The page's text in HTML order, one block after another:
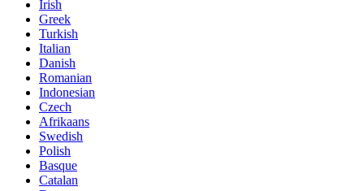
Irish
Greek
Turkish
Italian
Danish
Romanian
Indonesian
Czech
Afrikaans
Swedish
Polish
Basque
Catalan